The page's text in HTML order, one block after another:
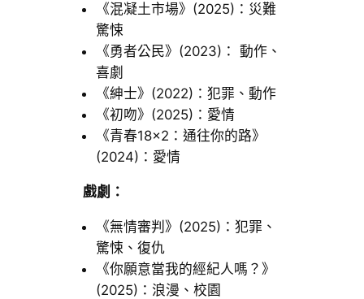
《混凝土市場》(2025)：災難
驚悚
《勇者公民》(2023)： 動作、
喜劇
《紳士》(2022)：犯罪、動作
《初吻》(2025)：愛情
《青春18×2：通往你的路》
(2024)：愛情
戲劇：
《無情審判》(2025)：犯罪、
驚悚、復仇
《你願意當我的經紀人嗎？》
(2025)：浪漫、校園